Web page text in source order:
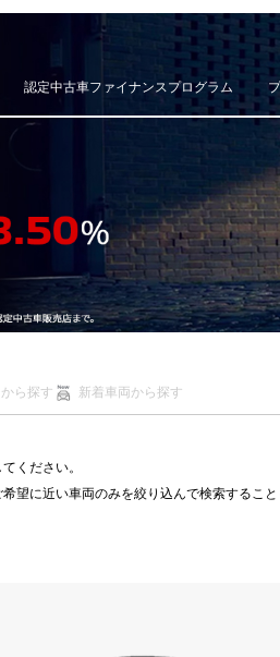
認定中古車ファイナンスプログラム
ら探す 新着車両から探す
ください。
望に近い車両のみを絞り込んで検索すること